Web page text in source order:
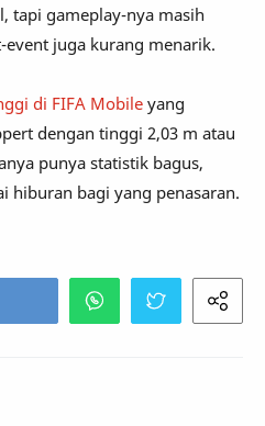
tapi gameplay-nya masih
event juga kurang menarik.
di FIFA Mobile yang
dengan tinggi 2,03 m atau
punya statistik bagus,
hiburan bagi yang penasaran.